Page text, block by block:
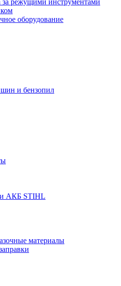
за режущими инструментами
оборудование
и бензопил
и АКБ STIHL
материалы